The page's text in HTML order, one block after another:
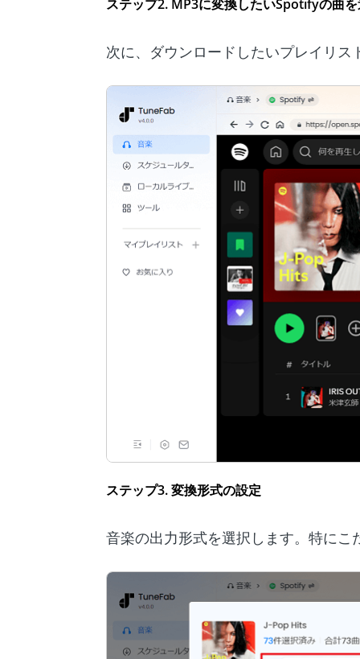
ステップ2. MP3に変換したいSpotifyの曲
次に、ダウンロードしたいプレイリ
ステップ3. 変換形式の設定
音楽の出力形式を選択します。特に